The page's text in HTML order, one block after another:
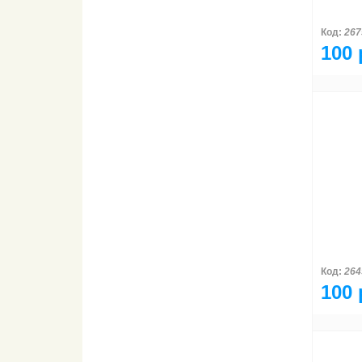
Код:
100
Код:
100